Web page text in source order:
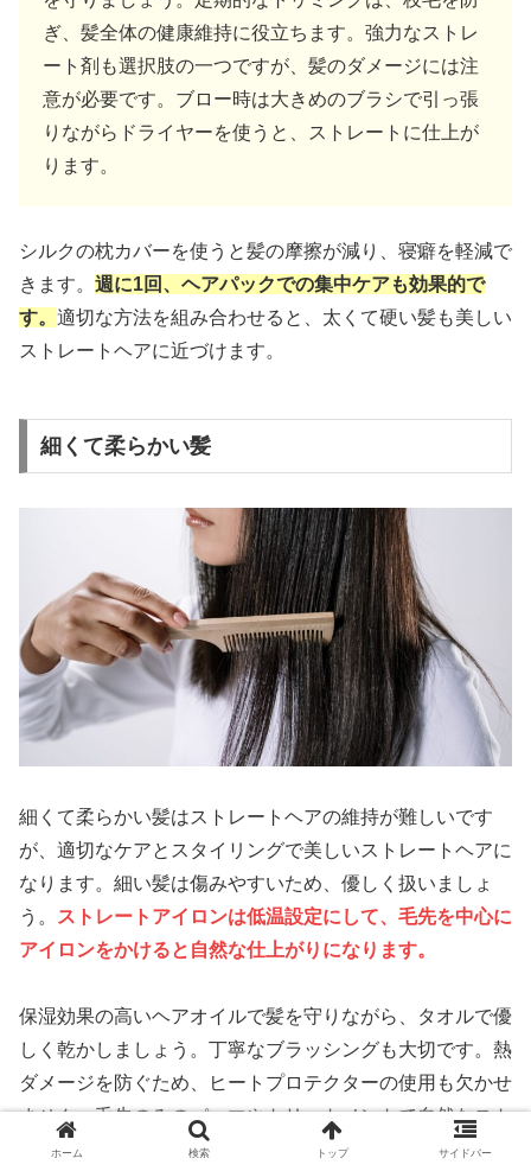
ぎ、髪全体の健康維持に役立ちます。強力なストレ
ート剤も選択肢の一つですが、髪のダメージには注
意が必要です。ブロー時は大きめのブラシで引っ張
りながらドライヤーを使うと、ストレートに仕上が
ります。
シルクの枕カバーを使うと髪の摩擦が減り、寝癖を軽減で
きます。 週に1回、ヘアパックでの集中ケアも効果的で
す。 適切な方法を組み合わせると、太くて硬い髪も美しい
ストレートヘアに近づけます。
細くて柔らかい髪
細くて柔らかい髪はストレートヘアの維持が難しいです
が、適切なケアとスタイリングで美しいストレートヘアに
なります。細い髪は傷みやすいため、優しく扱いましょ
う。
ストレートアイロンは低温設定にして、毛先を中心に
アイロンをかけると自然な仕上がりになります。
保湿効果の高いヘアオイルで髪を守りながら、タオルで優
しく乾かしましょう。丁寧なブラッシングも大切です。熱
ダメージを防ぐため、ヒートプロテクターの使用も欠かせ
ません。毛先のみのパーマやトリートメントで自然なスト
レートを目指す方法もおすすめです。
ホーム 検索 トップ サイドバー